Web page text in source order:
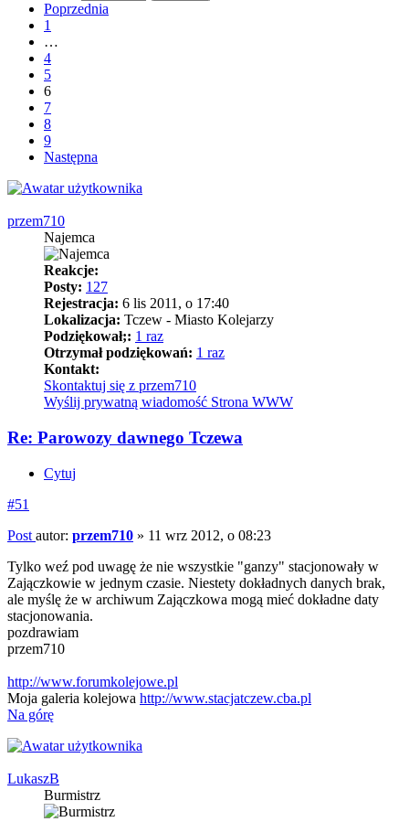
Poprzednia
1
…
4
5
6
7
8
9
Następna
przem710
Najemca
Reakcje:
Posty: 127
Rejestracja: 6 lis 2011, o 17:40
Lokalizacja: Tczew - Miasto Kolejarzy
Podziękował;: 1 raz
Otrzymał podziękowań: 1 raz
Kontakt:
Skontaktuj się z przem710
Wyślij prywatną wiadomość Strona WWW
Re: Parowozy dawnego Tczewa
Cytuj
#51
Post autor: przem710 » 11 wrz 2012, o 08:23
Tylko weź pod uwagę że nie wszystkie "ganzy" stacjonowały w
Zajączkowie w jednym czasie. Niestety dokładnych danych brak,
ale myślę że w archiwum Zajączkowa mogą mieć dokładne daty
stacjonowania.
pozdrawiam
przem710
http://www.forumkolejowe.pl
Moja galeria kolejowa http://www.stacjatczew.cba.pl
Na górę
LukaszB
Burmistrz